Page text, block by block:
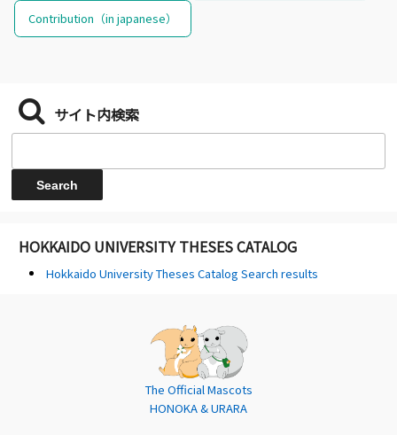
Contribution（in japanese）
サイト内検索
HOKKAIDO UNIVERSITY THESES CATALOG
Hokkaido University Theses Catalog Search results
The Official Mascots
HONOKA & URARA